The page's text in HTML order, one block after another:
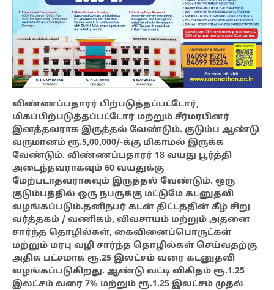
விண்ணப்பதாரர் பிற்படுத்தப்பட்டோர்,
மிகப்பிற்படுத்தப்பட்டோர் மற்றும் சீர்மரபினர்
இனத்தவராக இருத்தல் வேண்டும். குடும்ப ஆண்டு
வருமானம் ரூ.5,00,000/-க்கு மிகாமல் இருக்க
வேண்டும். விண்ணப்பதாரர் 18 வயது பூர்த்தி
அடைந்தவராகவும் 60 வயதுக்கு
மேற்படாதவராகவும் இருத்தல் வேண்டும். ஒரு
குடும்பத்தில் ஒரு நபருக்கு மட்டுமே கடனுதவி
வழங்கப்படும்.தனிநபர் கடன் திட்டத்தின் கீழ் சிறு
வர்த்தகம் / வணிகம், விவசாயம் மற்றும் அதனை
சார்ந்த தொழில்கள், கைவினைப்பொருட்கள்
மற்றும் மரபு வழி சார்ந்த தொழில்கள் செய்வதற்கு
அதிக பட்சமாக ரூ.25 இலட்சம் வரை கடனுதவி
வழங்கப்படுகிறது. ஆண்டு வட்டி விகிதம் ரூ.1.25
இலட்சம் வரை 7% மற்றும் ரூ.1.25 இலட்சம் முதல்